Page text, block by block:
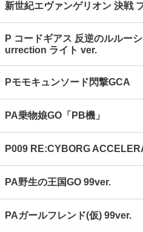
新世紀エヴァンゲリオン 決戦
P コードギアス 反逆のルルー
urrection ライト ver.
Pモモキュンソード閃撃GCA
PA乗物娘GO「PB機」
P009 RE:CYBORG
PA野生の王国GO 99ver.
PAガールフレンド(仮) 99ver.